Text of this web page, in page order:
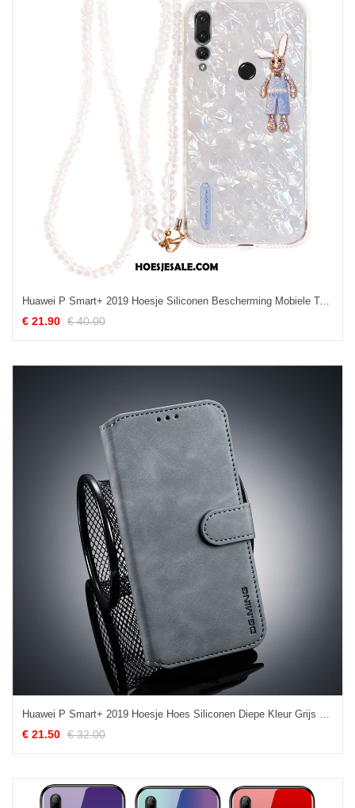
Huawei P Smart+ 2019 Hoesje Siliconen Bescherming Mobiele Telefoon Trendy Merk Zacht Kopen
€ 21.90 € 40.00
€ 21.50 € 32.00